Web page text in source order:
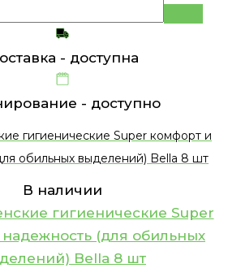
- доступна
- доступно
гигиенические Super комфорт и
обильных выделений) Bella 8 шт
В наличии
гигиенические Super
(для обильных
Bella 8 шт